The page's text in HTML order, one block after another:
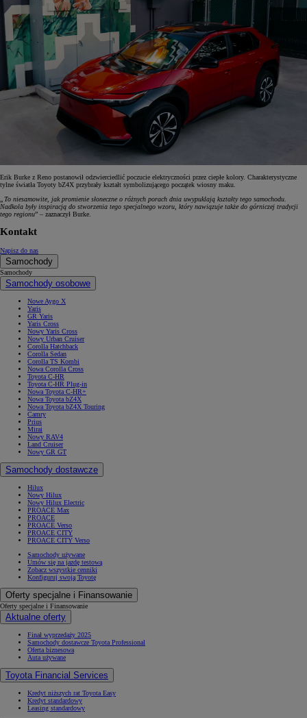
Erik Burke z Reno postanowił odzwierciedlić poczucie elektryczności przez ciepłe kolory. Charakterystyczne
tylne światła Toyoty bZ4X przybrały kształt symbolizującego początek wiosny maku.
„To niesamowite, jak promienie słoneczne o różnych porach dnia uwypuklają kształty tego samochodu.
Nadkola były inspiracją do stworzenia tego specjalnego wzoru, który nawiązuje także do górniczej tradycji
tego regionu” – zaznaczył Burke.
Kontakt
Napisz do nas
Samochody
Samochody
Samochody osobowe
Nowe Aygo X
Yaris
GR Yaris
Yaris Cross
Nowy Yaris Cross
Nowy Urban Cruiser
Corolla Hatchback
Corolla Sedan
Corolla TS Kombi
Nowa Corolla Cross
Toyota C-HR
Toyota C-HR Plug-in
Nowa Toyota C-HR+
Nowa Toyota bZ4X
Nowa Toyota bZ4X Touring
Camry
Prius
Mirai
Nowy RAV4
Land Cruiser
Nowy GR GT
Samochody dostawcze
Hilux
Nowy Hilux
Nowy Hilux Electric
PROACE Max
PROACE
PROACE Verso
PROACE CITY
PROACE CITY Verso
Samochody używane
Umów się na jazdę testową
Zobacz wszystkie cenniki
Konfiguruj swoją Toyotę
Oferty specjalne i Finansowanie
Oferty specjalne i Finansowanie
Aktualne oferty
Finał wyprzedaży 2025
Samochody dostawcze Toyota Professional
Oferta biznesowa
Auta używane
Toyota Financial Services
Kredyt niższych rat Toyota Easy
Kredyt standardowy
Leasing standardowy